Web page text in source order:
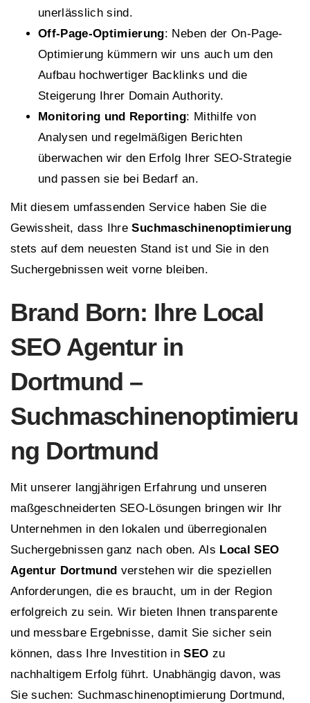
unerlässlich sind.
Off-Page-Optimierung: Neben der On-Page-
Optimierung kümmern wir uns auch um den
Aufbau hochwertiger Backlinks und die
Steigerung Ihrer Domain Authority.
Monitoring und Reporting: Mithilfe von
Analysen und regelmäßigen Berichten
überwachen wir den Erfolg Ihrer SEO-Strategie
und passen sie bei Bedarf an.
Mit diesem umfassenden Service haben Sie die
Gewissheit, dass IhreSuchmaschinenoptimierung
stets auf dem neuesten Stand ist und Sie in den
Suchergebnissen weit vorne bleiben.
Brand Born: Ihre Local
SEO Agentur in
Dortmund –
Suchmaschinenoptimieru
ng Dortmund
Mit unserer langjährigen Erfahrung und unseren
maßgeschneiderten SEO-Lösungen bringen wir Ihr
Unternehmen in den lokalen und überregionalen
Suchergebnissen ganz nach oben. Als Local SEO
Agentur Dortmund verstehen wir die speziellen
Anforderungen, die es braucht, um in der Region
erfolgreich zu sein. Wir bieten Ihnen transparente
und messbare Ergebnisse, damit Sie sicher sein
können, dass Ihre Investition inSEO zu
nachhaltigem Erfolg führt. Unabhängig davon, was
Sie suchen: Suchmaschinenoptimierung Dortmund,